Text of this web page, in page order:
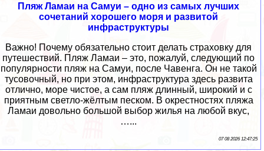
Пляж Ламаи на Самуи – одно из самых лучших
сочетаний хорошего моря и развитой
инфраструктуры
Важно! Почему обязательно стоит делать страховку для
путешествий. Пляж Ламаи – это, пожалуй, следующий по
популярности пляж на Самуи, после Чавенга. Он не такой
тусовочный, но при этом, инфраструктура здесь развита
отлично, море чистое, а сам пляж длинный, широкий и с
приятным светло-жёлтым песком. В окрестностях пляжа
Ламаи довольно большой выбор жилья на любой вкус,
…...
07 08 2026 12:47:25